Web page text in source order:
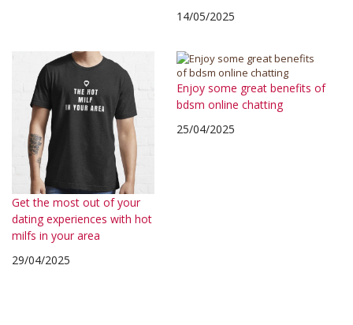
14/05/2025
Get the most out of your
dating experiences with hot
milfs in your area
29/04/2025
Enjoy some great benefits of
bdsm online chatting
25/04/2025